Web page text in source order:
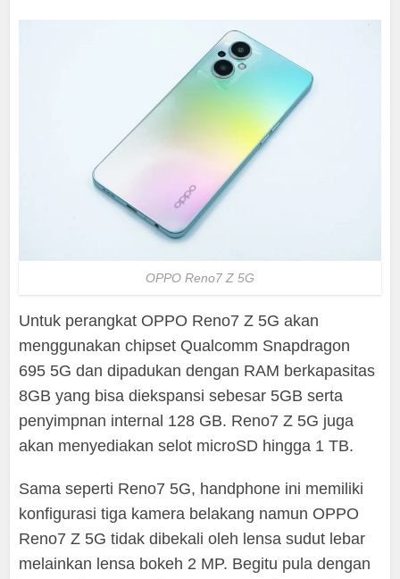
OPPO Reno7 Z 5G
Untuk perangkat OPPO Reno7 Z 5G akan
menggunakan chipset Qualcomm Snapdragon
695 5G dan dipadukan dengan RAM berkapasitas
8GB yang bisa diekspansi sebesar 5GB serta
penyimpnan internal 128 GB. Reno7 Z 5G juga
akan menyediakan selot microSD hingga 1 TB.
Sama seperti Reno7 5G, handphone ini memiliki
konfigurasi tiga kamera belakang namun OPPO
Reno7 Z 5G tidak dibekali oleh lensa sudut lebar
melainkan lensa bokeh 2 MP. Begitu pula dengan